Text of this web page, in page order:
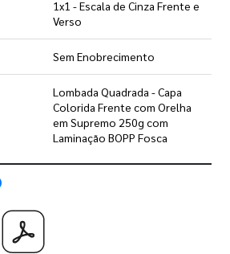
1x1 - Escala de Cinza Frente e
Verso
Sem Enobrecimento
Lombada Quadrada - Capa
Colorida Frente com Orelha
em Supremo 250g com
Laminação BOPP Fosca
Saiba como utilizar os nossos gabaritos